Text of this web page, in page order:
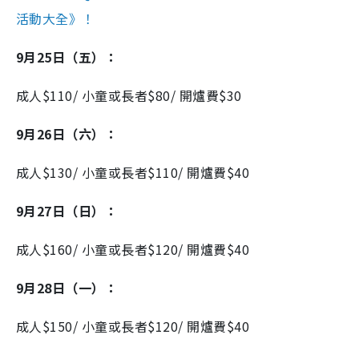
活動大全》！
9月25日（五）：
成人$110/ 小童或長者$80/ 開爐費$30
9月26日（六）：
成人$130/ 小童或長者$110/ 開爐費$40
9月27日（日）：
成人$160/ 小童或長者$120/ 開爐費$40
9月28日（一）：
成人$150/ 小童或長者$120/ 開爐費$40